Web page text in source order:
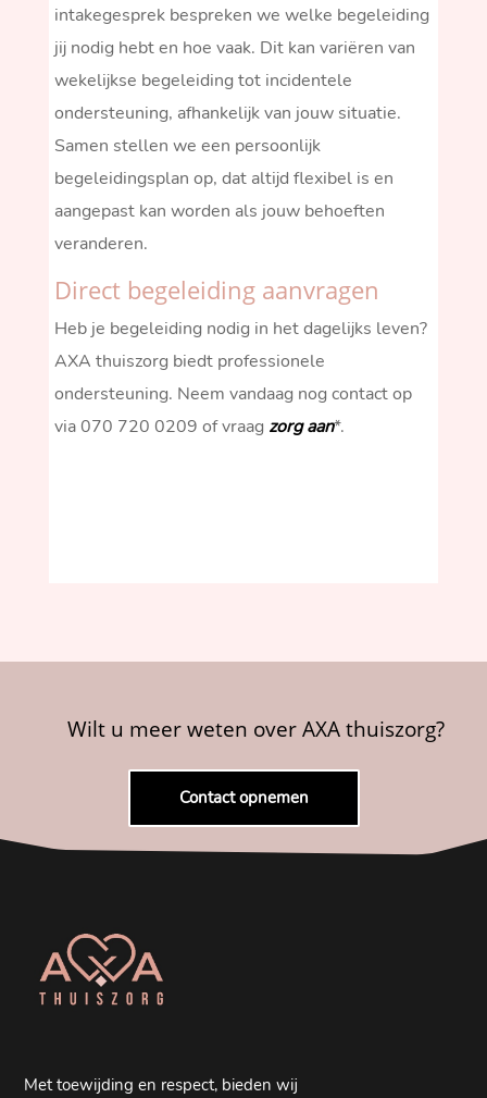
intakegesprek bespreken we welke begeleiding
jij nodig hebt en hoe vaak. Dit kan variëren van
wekelijkse begeleiding tot incidentele
ondersteuning, afhankelijk van jouw situatie.
Samen stellen we een persoonlijk
begeleidingsplan op, dat altijd flexibel is en
aangepast kan worden als jouw behoeften
veranderen.
Direct begeleiding aanvragen
Heb je begeleiding nodig in het dagelijks leven?
AXA thuiszorg biedt professionele
ondersteuning. Neem vandaag nog contact op
via 070 720 0209 of vraag zorg aan*.
Wilt u meer weten over AXA thuiszorg?
Contact opnemen
Met toewijding en respect, bieden wij